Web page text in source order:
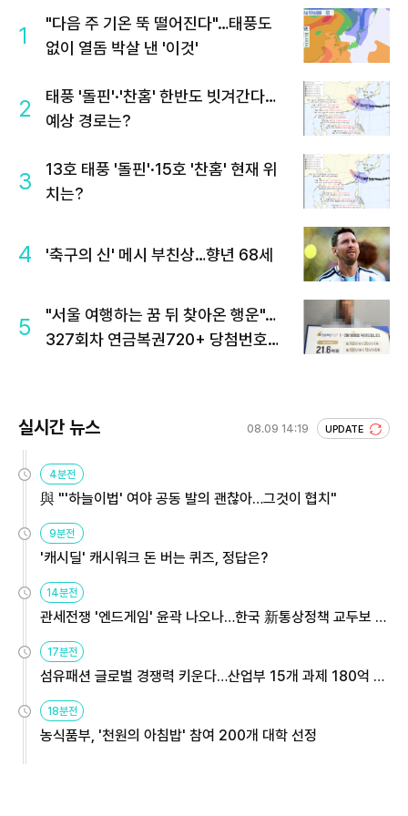
1
"다음 주 기온 뚝 떨어진다"…태풍도
없이 열돔 박살 낸 '이것'
2
태풍 '돌핀'·'찬홈' 한반도 빗겨간다…
예상 경로는?
3
13호 태풍 '돌핀'·15호 '찬홈' 현재 위
치는?
4 '축구의 신' 메시 부친상…향년 68세
5
"서울 여행하는 꿈 뒤 찾아온 행운"…
327회차 연금복권720+ 당첨번호조
실시간 뉴스 08.09 14:19 UPDATE
4분전
與 "'하늘이법' 여야 공동 발의 괜찮아…그것이 협치"
9분전
'캐시딜' 캐시워크 돈 버는 퀴즈, 정답은?
14분전
관세전쟁 '엔드게임' 윤곽 나오나…한국 新통상정책 교두보 활
용해야
17분전
섬유패션 글로벌 경쟁력 키운다…산업부 15개 과제 180억 지
원
18분전
농식품부, '천원의 아침밥' 참여 200개 대학 선정